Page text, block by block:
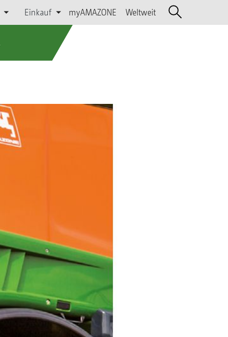
Einkauf myAMAZONE Weltweit